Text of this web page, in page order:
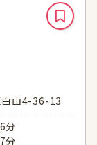
山4-36-13
分
分